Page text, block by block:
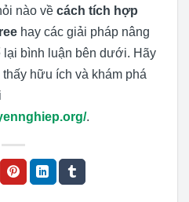
nào về cách tích hợp
hay các giải pháp nâng
lại bình luận bên dưới. Hãy
hữu ích và khám phá
.